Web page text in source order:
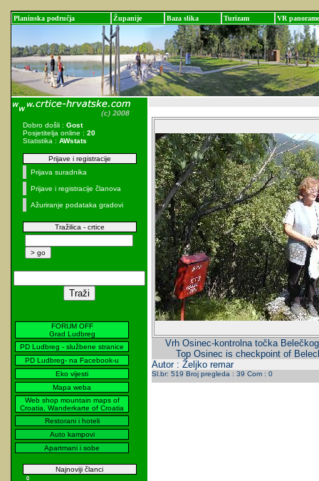
Planinska područja Županije Baza slika Turizam VR panorame
Dobro došli : Gost
Posjetitelja online : 20
Statistika : AWstats
Prijave i registracije
Prijava suradnika
Prijave i registracije članova
Ažuriranje podataka gradovi
Tražilica - crtice
FORUM OFF
Grad Ludbreg
PD Ludbreg - službene stranice
PD Ludbreg- na Facebook-u
Eko vijesti
Mapa weba
Web shop mountain maps of
Croatia, Wanderkarte of Croatia
Restorani i hoteli
Auto kampovi
Apartmani i sobe
Najnoviji članci
Vrh Osinec-kontrolna točka
Top Osinec is checkpoint of
Autor : Željko remar
Sl.br: 519 Broj pregleda : 39 Com : 0